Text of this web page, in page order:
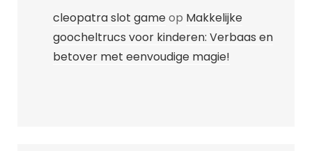
cleopatra slot gameop Makkelijke
goocheltrucs voor kinderen: Verbaas en
betover met eenvoudige magie!